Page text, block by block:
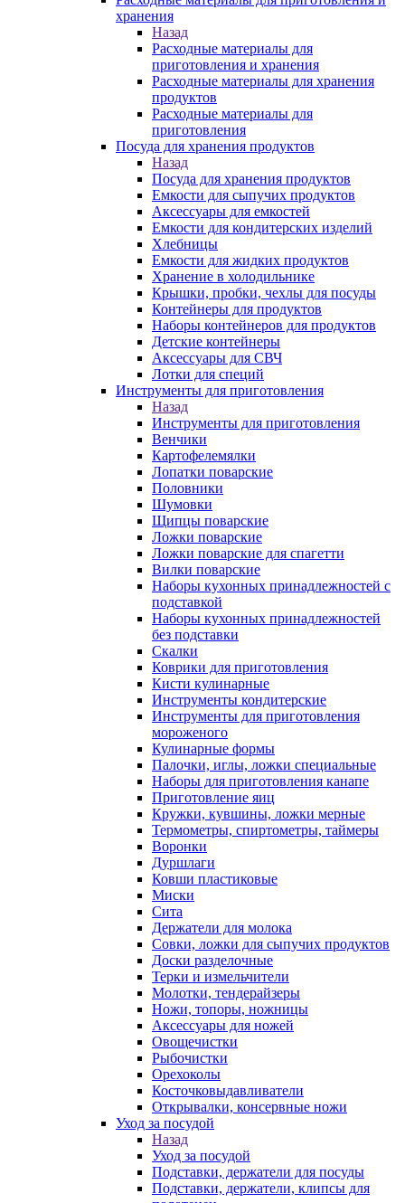
хранения
Назад
Расходные материалы для
приготовления и хранения
Расходные материалы для хранения
продуктов
Расходные материалы для
приготовления
Посуда для хранения продуктов
Назад
Посуда для хранения продуктов
Емкости для сыпучих продуктов
Аксессуары для емкостей
Емкости для кондитерских изделий
Хлебницы
Емкости для жидких продуктов
Хранение в холодильнике
Крышки, пробки, чехлы для посуды
Контейнеры для продуктов
Наборы контейнеров для продуктов
Детские контейнеры
Аксессуары для СВЧ
Лотки для специй
Инструменты для приготовления
Назад
Инструменты для приготовления
Венчики
Картофелемялки
Лопатки поварские
Половники
Шумовки
Щипцы поварские
Ложки поварские
Ложки поварские для спагетти
Вилки поварские
Наборы кухонных принадлежностей с
подставкой
Наборы кухонных принадлежностей
без подставки
Скалки
Коврики для приготовления
Кисти кулинарные
Инструменты кондитерские
Инструменты для приготовления
мороженого
Кулинарные формы
Палочки, иглы, ложки специальные
Наборы для приготовления канапе
Приготовление яиц
Кружки, кувшины, ложки мерные
Термометры, спиртометры, таймеры
Воронки
Дуршлаги
Ковши пластиковые
Миски
Сита
Держатели для молока
Совки, ложки для сыпучих продуктов
Доски разделочные
Терки и измельчители
Молотки, тендерайзеры
Ножи, топоры, ножницы
Аксессуары для ножей
Овощечистки
Рыбочистки
Орехоколы
Косточковыдавливатели
Открывалки, консервные ножи
Уход за посудой
Назад
Уход за посудой
Подставки, держатели для посуды
Подставки, держатели, клипсы для